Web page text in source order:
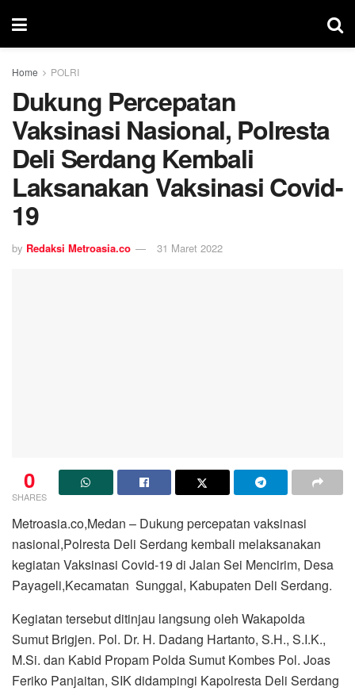
Home POLRI
Dukung Percepatan
Vaksinasi Nasional, Polresta
Deli Serdang Kembali
Laksanakan Vaksinasi Covid-
19
by Redaksi Metroasia.co 31 Maret 2022
0
SHARES
Metroasia.co,Medan – Dukung percepatan vaksinasi
nasional,Polresta Deli Serdang kembali melaksanakan
kegiatan Vaksinasi Covid-19 di Jalan Sei Mencirim, Desa
Payageli,Kecamatan Sunggal, Kabupaten Deli Serdang.
Kegiatan tersebut ditinjau langsung oleh Wakapolda
Sumut Brigjen. Pol. Dr. H. Dadang Hartanto, S.H., S.I.K.,
M.Si. dan Kabid Propam Polda Sumut Kombes Pol. Joas
Feriko Panjaitan, SIK didampingi Kapolresta Deli Serdang